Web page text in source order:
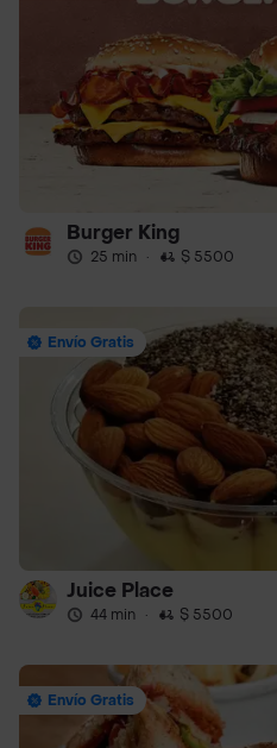
Burger King
25 min · $ 5500
Envío Gratis
Juice Place
44 min · $ 5500
Envío Gratis